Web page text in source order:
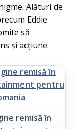
Alături de
Eddie
să
și acțiune.
remisă în